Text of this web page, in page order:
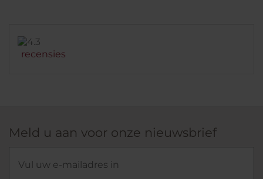
recensies
Meld u aan voor onze nieuwsbrief